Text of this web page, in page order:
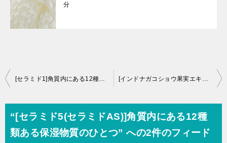
分
投
ビ
[セラミド1]角質内にある12種類のセラミドの刺激緩和成分 [インドナガコショウ果実エキス]調味料として使うヒハツには、血行促進成分
“[セラミド5(セラミドAS)]角質内にある12種
類ある保湿物質のひとつ” への2件のフィード